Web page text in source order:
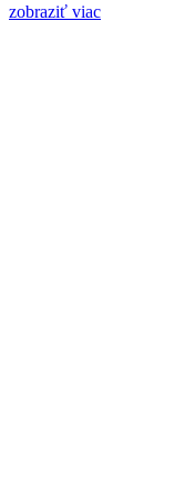
zobraziť viac